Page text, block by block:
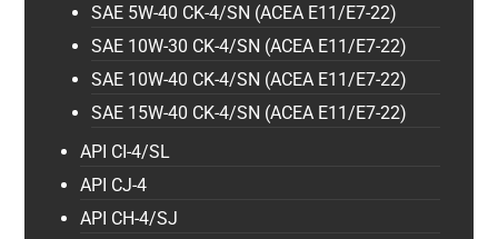
SAE 5W-40 CK-4/SN (ACEA E11/E7-22)
SAE 10W-30 CK-4/SN (ACEA E11/E7-22)
SAE 10W-40 CK-4/SN (ACEA E11/E7-22)
SAE 15W-40 CK-4/SN (ACEA E11/E7-22)
API CI-4/SL
API CJ-4
API CH-4/SJ